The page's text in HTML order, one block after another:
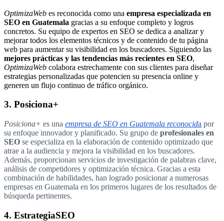
OptimizaWeb es reconocida como una empresa especializada en
SEO en Guatemala gracias a su enfoque completo y logros
concretos. Su equipo de expertos en SEO se dedica a analizar y
mejorar todos los elementos técnicos y de contenido de tu página
web para aumentar su visibilidad en los buscadores. Siguiendo las
mejores prácticas y las tendencias más recientes en SEO,
OptimizaWeb colabora estrechamente con sus clientes para diseñar
estrategias personalizadas que potencien su presencia online y
generen un flujo continuo de tráfico orgánico.
3. Posiciona+
Posiciona+ es una empresa de SEO en Guatemala reconocida por
su enfoque innovador y planificado. Su grupo de profesionales en
SEO se especializa en la elaboración de contenido optimizado que
atrae a la audiencia y mejora la visibilidad en los buscadores.
Además, proporcionan servicios de investigación de palabras clave,
análisis de competidores y optimización técnica. Gracias a esta
combinación de habilidades, han logrado posicionar a numerosas
empresas en Guatemala en los primeros lugares de los resultados de
búsqueda pertinentes.
4. EstrategiaSEO